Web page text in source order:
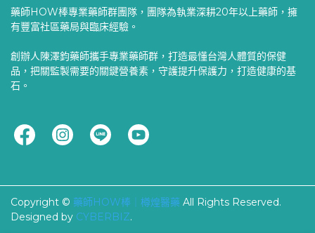
藥師HOW棒專業藥師群團隊，團隊為執業深耕20年以上藥師，擁
有豐富社區藥局與臨床經驗。
創辦人陳澤鈞藥師攜手專業藥師群，打造最懂台灣人體質的保健
品，把關監製需要的關鍵營養素，守護提升保護力，打造健康的基
石。
Copyright © 藥師HOW棒｜樽煌醫藥 All Rights Reserved.
Designed by CYBERBIZ.